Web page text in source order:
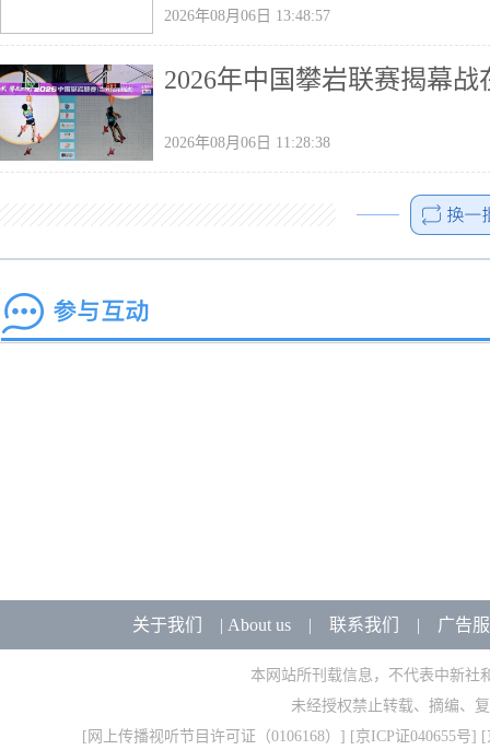
2026年08月06日 13:48:57
2026年中国攀岩联赛揭幕
2026年08月06日 11:28:38
关于我们 | About us| 联系我们 | 广告
本网站所刊载信息，不代表中新社
未经授权禁止转载、摘编、
[ 网上传播视听节目许可证（0106168） ] [京ICP证040655号] [